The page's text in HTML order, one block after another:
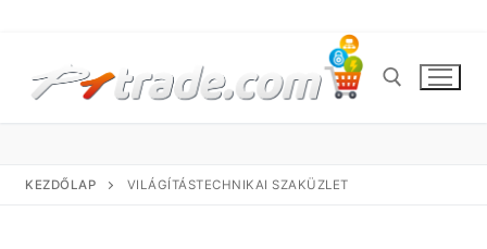
tartalomra
KEZDŐLAP VILÁGÍTÁSTECHNIKAI SZAKÜZLET